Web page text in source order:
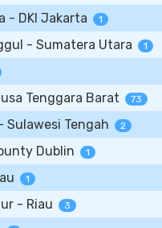
- DKI Jakarta 1
- Sumatera Utara 1
Tenggara Barat 73
Sulawesi Tengah 2
Dublin 1
1
- Riau 3